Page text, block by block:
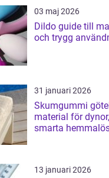
03 maj 2026
Dildo guide till material, former
och trygg
31 januari 2026
Skumgummi
material för
smarta
13 januari 2026